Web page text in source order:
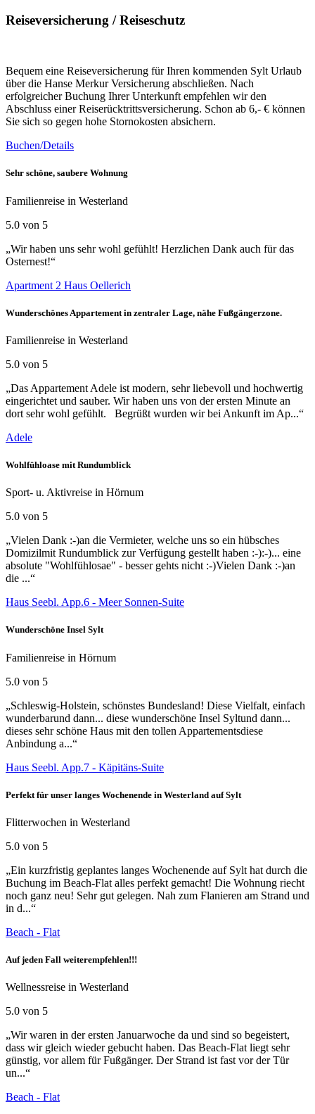
Reiseversicherung / Reiseschutz
Bequem eine Reiseversicherung für Ihren kommenden Sylt Urlaub
über die Hanse Merkur Versicherung abschließen. Nach
erfolgreicher Buchung Ihrer Unterkunft empfehlen wir den
Abschluss einer Reiserücktrittsversicherung. Schon ab 6,- € können
Sie sich so gegen hohe Stornokosten absichern.
Buchen/Details
Sehr schöne, saubere Wohnung
Familienreise in Westerland
5.0 von 5
„Wir haben uns sehr wohl gefühlt! Herzlichen Dank auch für das
Osternest!“
Apartment 2 Haus Oellerich
Wunderschönes Appartement in zentraler Lage, nähe Fußgängerzone.
Familienreise in Westerland
5.0 von 5
„Das Appartement Adele ist modern, sehr liebevoll und hochwertig
eingerichtet und sauber. Wir haben uns von der ersten Minute an
dort sehr wohl gefühlt. Begrüßt wurden wir bei Ankunft im Ap...“
Adele
Wohlfühloase mit Rundumblick
Sport- u. Aktivreise in Hörnum
5.0 von 5
„Vielen Dank :-)an die Vermieter, welche uns so ein hübsches
Domizilmit Rundumblick zur Verfügung gestellt haben :-):-)... eine
absolute "Wohlfühlosae" - besser gehts nicht :-)Vielen Dank :-)an
die ...“
Haus Seebl. App.6 - Meer Sonnen-Suite
Wunderschöne Insel Sylt
Familienreise in Hörnum
5.0 von 5
„Schleswig-Holstein, schönstes Bundesland! Diese Vielfalt, einfach
wunderbarund dann... diese wunderschöne Insel Syltund dann...
dieses sehr schöne Haus mit den tollen Appartementsdiese
Anbindung a...“
Haus Seebl. App.7 - Käpitäns-Suite
Perfekt für unser langes Wochenende in Westerland auf Sylt
Flitterwochen in Westerland
5.0 von 5
„Ein kurzfristig geplantes langes Wochenende auf Sylt hat durch die
Buchung im Beach-Flat alles perfekt gemacht! Die Wohnung riecht
noch ganz neu! Sehr gut gelegen. Nah zum Flanieren am Strand und
in d...“
Beach - Flat
Auf jeden Fall weiterempfehlen!!!
Wellnessreise in Westerland
5.0 von 5
„Wir waren in der ersten Januarwoche da und sind so begeistert,
dass wir gleich wieder gebucht haben. Das Beach-Flat liegt sehr
günstig, vor allem für Fußgänger. Der Strand ist fast vor der Tür
un...“
Beach - Flat